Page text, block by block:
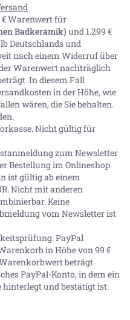
€ Warenwert für
Badkeramik) und 1.299 €
Deutschlands und
nach einem Widerruf über
Warenwert nachträglich
In diesem Fall
in der Höhe, wie
wären, die Sie behalten.
Nicht gültig für
zum Newsletter
Bestellung im Onlineshop
ist gültig ab einem
Nicht mit anderen
Keine
vom Newsletter ist
PayPal
in Höhe von99 €
beträgt
PayPal-Konto, in dem ein
und bestätigt ist.